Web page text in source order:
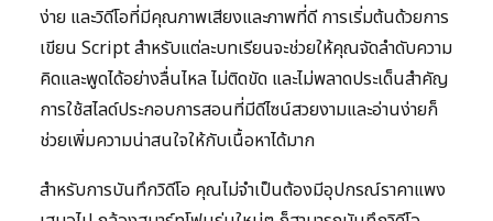
ง่าย และวิดีโอที่มีคุณภาพเสียงและภาพที่ดี การเริ่มต้นด้วยการ
เขียน Script สำหรับแต่ละบทเรียนจะช่วยให้คุณจัดลำดับความ
คิดและพูดได้อย่างลื่นไหล ไม่ติดขัด และไม่พลาดประเด็นสำคัญ
การใช้สไลด์ประกอบการสอนที่มีดีไซน์สวยงามและอ่านง่ายก็
ช่วยเพิ่มความน่าสนใจให้กับเนื้อหาได้มาก
สำหรับการบันทึกวิดีโอ คุณไม่จำเป็นต้องมีอุปกรณ์ราคาแพง